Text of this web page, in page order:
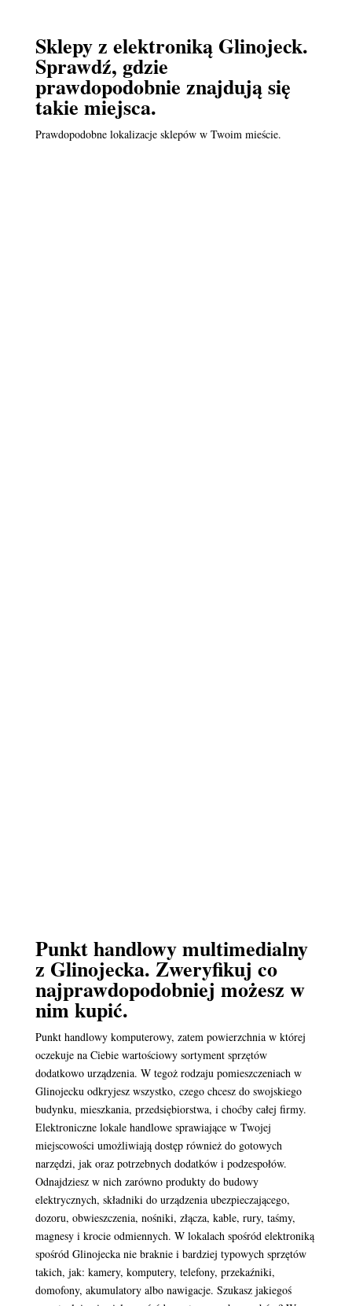
Sklepy z elektroniką Glinojeck.
Sprawdź, gdzie
prawdopodobnie znajdują się
takie miejsca.
Prawdopodobne lokalizacje sklepów w Twoim mieście.
Punkt handlowy multimedialny
z Glinojecka. Zweryfikuj co
najprawdopodobniej możesz w
nim kupić.
Punkt handlowy komputerowy, zatem powierzchnia w której
oczekuje na Ciebie wartościowy sortyment sprzętów
dodatkowo urządzenia. W tegoż rodzaju pomieszczeniach w
Glinojecku odkryjesz wszystko, czego chcesz do swojskiego
budynku, mieszkania, przedsiębiorstwa, i choćby całej firmy.
Elektroniczne lokale handlowe sprawiające w Twojej
miejscowości umożliwiają dostęp również do gotowych
narzędzi, jak oraz potrzebnych dodatków i podzespołów.
Odnajdziesz w nich zarówno produkty do budowy
elektrycznych, składniki do urządzenia ubezpieczającego,
dozoru, obwieszczenia, nośniki, złącza, kable, rury, taśmy,
magnesy i krocie odmiennych. W lokalach spośród elektroniką
spośród Glinojecka nie braknie i bardziej typowych sprzętów
takich, jak: kamery, komputery, telefony, przekaźniki,
domofony, akumulatory albo nawigacje. Szukasz jakiegoś